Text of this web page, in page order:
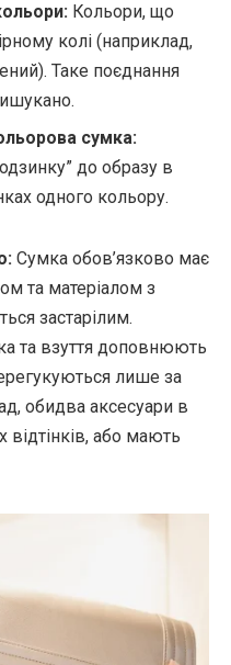
Кольори, що
колі (наприклад,
Таке поєднання
сумка:
до образу в
одного кольору.
Сумка обов’язково має
та матеріалом з
застарілим.
та взуття доповнюють
лише за
обидва аксесуари в
відтінків, або мають